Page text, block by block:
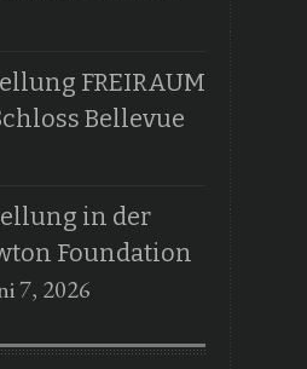
FREIRAUM
Bellevue
in der
Foundation
7, 2026